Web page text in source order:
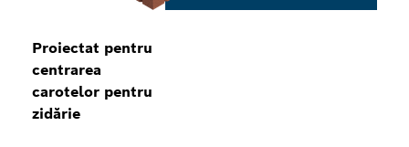
Proiectat pentru
centrarea
carotelor pentru
zidărie